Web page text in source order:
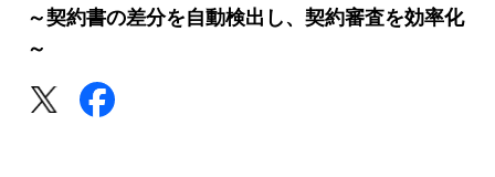
サービス
テクノロジー
～契約書の差分を自動検出し、契約審査を効率化
～